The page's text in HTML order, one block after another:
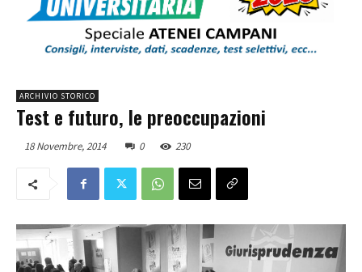
ARCHIVIO STORICO
Test e futuro, le preoccupazioni
18 Novembre, 2014 0 230